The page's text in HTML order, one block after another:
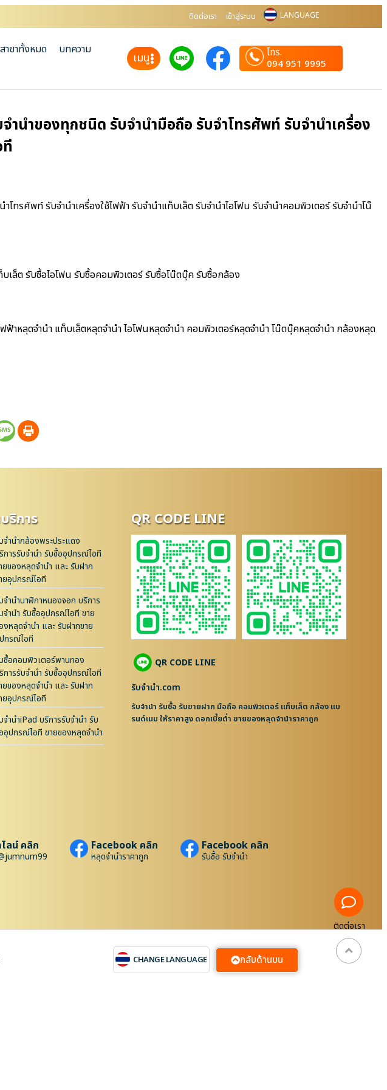
ติดต่อเรา เข้าสู่ระบบ LANGUAGE
สาขาทั้งหมด
บทความ
เมนู
โทร.
094 951 9995
ำนำของทุกชนิด รับจำนำมือถือ รับจำโทรศัพท์ รับจำนำเครื่อง
ทรศัพท์ รับจำนำเครื่องใช้ไฟฟ้า รับจำนำแท็บเล็ต รับจำนำไอโฟน รับจำนำคอมพิวเตอร์ รับจำนำโน๊
เล็ต รับซื้อไอโฟน รับซื้อคอมพิวเตอร์ รับซื้อโน๊ตบุ๊ค รับซื้อกล้อง
าหลุดจำนำ แท็บเล็ตหลุดจำนำ ไอโฟนหลุดจำนำ คอมพิวเตอร์หลุดจำนำ โน๊ตบุ๊คหลุดจำนำ กล้องหลุด
ริการ
จำนำกล้องพระประแดง
การรับจำนำ รับซื้ออุปกรณ์ไอที
ยของหลุดจำนำ และ รับฝาก
ยอุปกรณ์ไอที
จำนำนาฬิกาหนองจอก บริการ
จำนำ รับซื้ออุปกรณ์ไอที ขาย
งหลุดจำนำ และ รับฝากขาย
กรณ์ไอที
ซื้อคอมพิวเตอร์พานทอง
การรับจำนำ รับซื้ออุปกรณ์ไอที
ยของหลุดจำนำ และ รับฝาก
ยอุปกรณ์ไอที
จำนำiPad บริการรับจำนำ รับ
อุปกรณ์ไอที ขายของหลุดจำนำ
QR CODE LINE
QR CODE LINE
รับจํานํา.com
รับจำนำ รับซื้อ รับขายฝาก มือถือ คอมพิวเตอร์ แท็บเล็ต กล้อง แบ
รนด์เนม ให้ราคาสูง ดอกเบี้ยต่ำ ขายของหลุดจำนำราคาถูก
ลน์ คลิก Facebook คลิก
หลุดจำนำราคาถูก
Facebook คลิก
รับซื้อ รับจำนำ
CHANGE LANGUAGE กลับด้านบน
ติดต่อเรา